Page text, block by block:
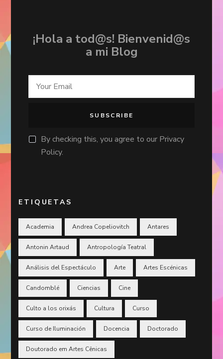
¡Hola a tod@s! Bienvenid@s
a mi Blog
By checking this, you agree to our Privacy
Policy.
ETIQUETAS
Academia Andrea Copeliovitch Antares
Antonin Artaud Antropología Teatral
Análisis del Espectáculo Arte Artes Escénicas
Candomblé Ciencias Cine
Culto a los orixás Cultura Curso
Curso de Iluminación Docencia Doctorado
Doutorado em Artes Cênicas